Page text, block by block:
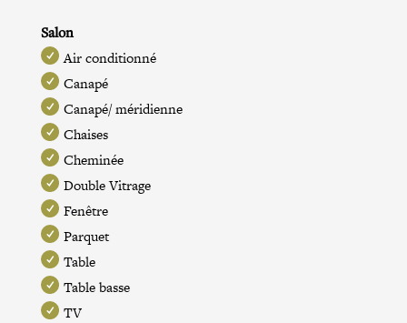
Salon
Air conditionné
Canapé
Canapé/ méridienne
Chaises
Cheminée
Double Vitrage
Fenêtre
Parquet
Table
Table basse
TV